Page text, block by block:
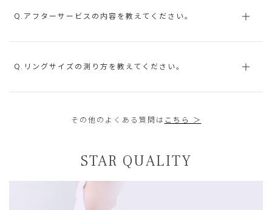
Q.アフターサービスの内容を教えてください。
Q.リングサイズの測り方を教えてください。
その他のよくある質問は こちら ＞
STAR QUALITY